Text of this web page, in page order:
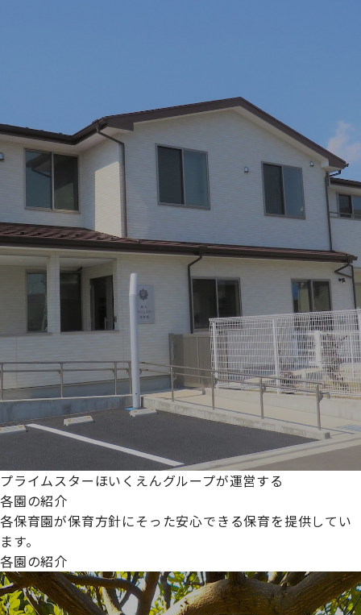
プライムスターほいくえんグループが運営する
各園の紹介
各保育園が保育方針にそった安心できる保育を提供してい
ます。
各園の紹介